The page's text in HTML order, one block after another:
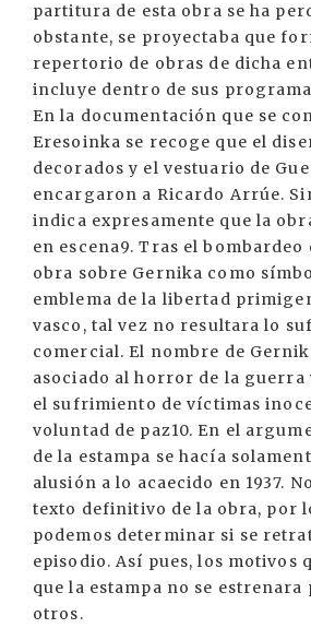
partitura de esta obra se ha
obstante, se proyectaba que
repertorio de obras de dicha
incluye dentro de sus
En la documentación que se
Eresoinka se recoge que el
decorados y el vestuario de
encargaron a Ricardo Arrúe.
indica expresamente que la
en escena9. Tras el bombardeo
obra sobre Gernika como
emblema de la libertad
vasco, tal vez no resultara lo
comercial. El nombre de
asociado al horror de la guerra
el sufrimiento de víctimas
voluntad de paz10. En el
de la estampa se hacía
alusión a lo acaecido en 1937.
texto definitivo de la obra, por
podemos determinar si se
episodio. Así pues, los motivos
que la estampa no se
otros.